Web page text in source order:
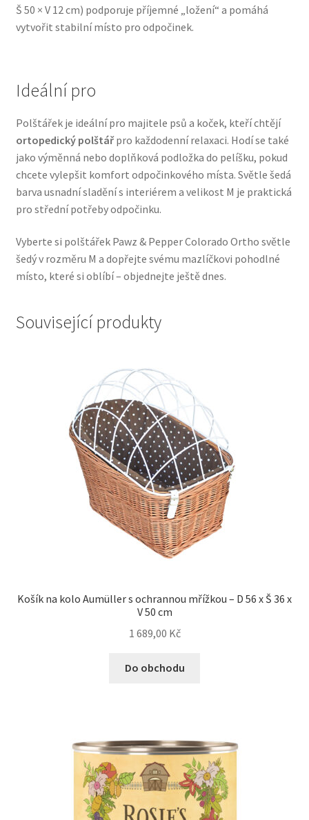
Š 50 × V 12 cm) podporuje příjemné „ložení“ a pomáhá
vytvořit stabilní místo pro odpočinek.
Ideální pro
Polštářek je ideální pro majitele psů a koček, kteří chtějí
ortopedický polštářpro každodenní relaxaci. Hodí se také
jako výměnná nebo doplňková podložka do pelíšku, pokud
chcete vylepšit komfort odpočinkového místa. Světle šedá
barva usnadní sladění s interiérem a velikost M je praktická
pro střední potřeby odpočinku.
Vyberte si polštářek Pawz & Pepper Colorado Ortho světle
šedý v rozměru M a dopřejte svému mazlíčkovi pohodlné
místo, které si oblíbí – objednejte ještě dnes.
Související produkty
Košík na kolo Aumüller s ochrannou mřížkou – D 56 x Š 36 x
V 50 cm
1 689,00 Kč
Do obchodu